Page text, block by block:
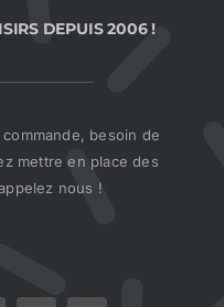
DEPUIS 2006 !
besoin de
mettre en place des
nous !